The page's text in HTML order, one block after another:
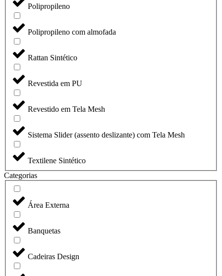
Polipropileno
Polipropileno com almofada
Rattan Sintético
Revestida em PU
Revestido em Tela Mesh
Sistema Slider (assento deslizante) com Tela Mesh
Textilene Sintético
Categorias
Área Externa
Banquetas
Cadeiras Design